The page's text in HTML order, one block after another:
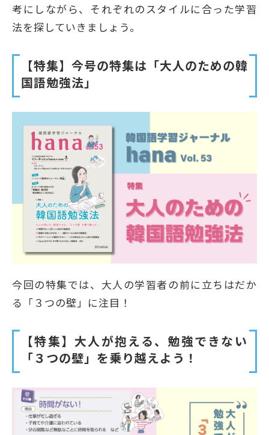
考にしながら、それぞれのスタイルに合った学習
法を探していきましょう。
【特集】今号の特集は「大人のための韓
国語勉強法」
今回の特集では、大人の学習者の前に立ちはだか
る「３つの壁」に注目！
【特集】大人が抱える、勉強できない
「３つの壁」を乗り越えよう！